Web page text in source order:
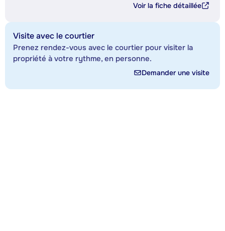
Voir la fiche détaillée
Visite avec le courtier
Prenez rendez-vous avec le courtier pour visiter la
propriété à votre rythme, en personne.
Demander une visite